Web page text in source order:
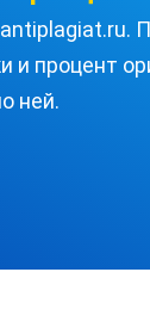
процент
ней.